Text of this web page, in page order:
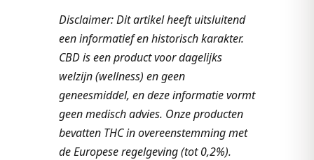
Disclaimer: Dit artikel heeft uitsluitend
een informatief en historisch karakter.
CBD is een product voor dagelijks
welzijn (wellness) en geen
geneesmiddel, en deze informatie vormt
geen medisch advies. Onze producten
bevatten THC in overeenstemming met
de Europese regelgeving (tot 0,2%).